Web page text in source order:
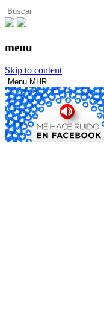
menu
Skip to content